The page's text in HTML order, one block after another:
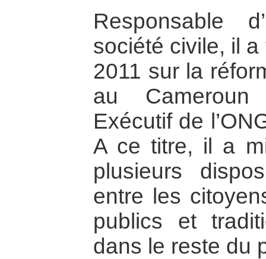
Responsable
société civile, il
2011 sur la
au Cameroun
Exécutif de
A ce titre, il a
plusieurs
entre les
publics et
dans le reste du